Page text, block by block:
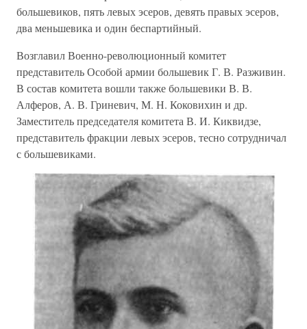
большевиков, пять левых эсеров, девять правых эсеров,
два меньшевика и один беспартийный.
Возглавил Военно-революционный комитет
представитель Особой армии большевик Г. В. Разживин.
В состав комитета вошли также большевики В. В.
Алферов, А. В. Гриневич, М. Н. Коковихин и др.
Заместитель председателя комитета В. И. Киквидзе,
представитель фракции левых эсеров, тесно сотрудничал
с большевиками.